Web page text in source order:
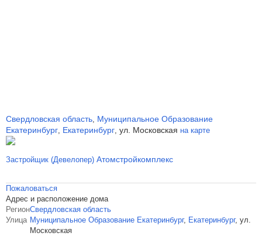
Свердловская область, Муниципальное Образование
Екатеринбург, Екатеринбург, ул. Московская на карте
Застройщик (Девелопер) Атомстройкомплекс
Пожаловаться
Адрес и расположение дома
РегионСвердловская область
Улица Муниципальное Образование Екатеринбург, Екатеринбург, ул.
Московская